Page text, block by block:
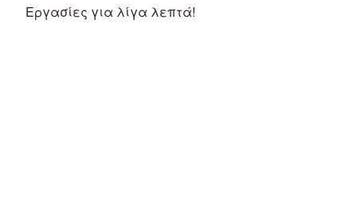
Εργασίες για λίγα λεπτά!